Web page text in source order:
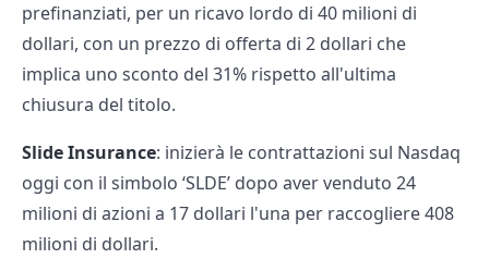
prefinanziati, per un ricavo lordo di 40 milioni di
dollari, con un prezzo di offerta di 2 dollari che
implica uno sconto del 31% rispetto all'ultima
chiusura del titolo.
Slide Insurance: inizierà le contrattazioni sul Nasdaq
oggi con il simbolo ‘SLDE’ dopo aver venduto 24
milioni di azioni a 17 dollari l'una per raccogliere 408
milioni di dollari.